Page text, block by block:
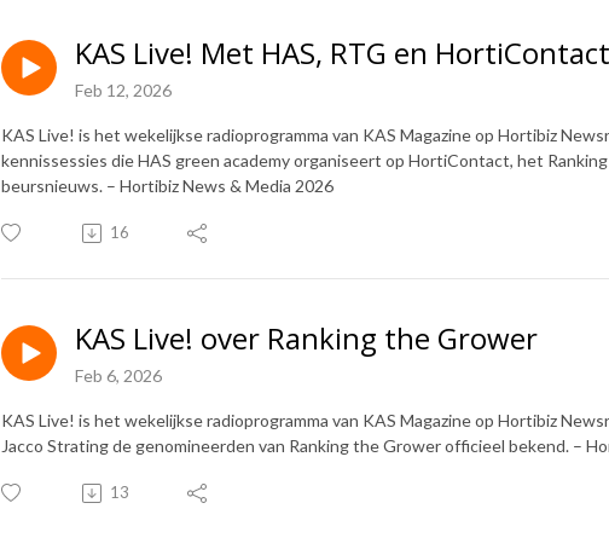
KAS Live! Met HAS, RTG en HortiContact
Feb 12, 2026
KAS Live! is het wekelijkse radioprogramma van KAS Magazine op Hortibiz
kennissessies die HAS green academy organiseert op HortiContact, het
beursnieuws. – Hortibiz News & Media 2026
16
KAS Live! over Ranking the Grower
Feb 6, 2026
KAS Live! is het wekelijkse radioprogramma van KAS Magazine op Hortibiz
Jacco Strating de genomineerden van Ranking the Grower officieel bekend. –
13